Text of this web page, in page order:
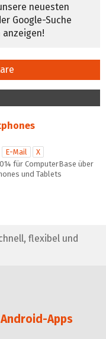
neuesten
Google-Suche
anzeigen!
E-Mail
X
für ComputerBase über
und Tablets
flexibel und
Apps